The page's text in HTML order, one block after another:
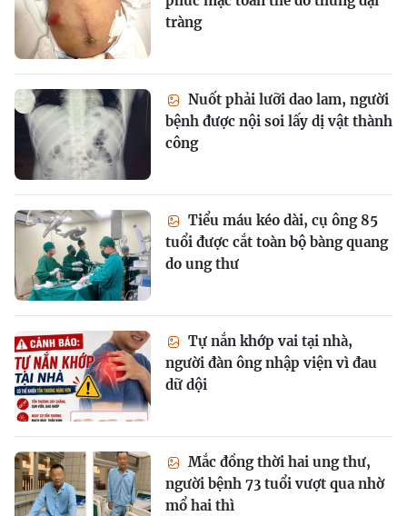
tràng
Nuốt phải lưỡi dao lam, người
bệnh được nội soi lấy dị vật thành
công
Tiểu máu kéo dài, cụ ông 85
tuổi được cắt toàn bộ bàng quang
do ung thư
Tự nắn khớp vai tại nhà,
người đàn ông nhập viện vì đau
dữ dội
Mắc đồng thời hai ung thư,
người bệnh 73 tuổi vượt qua nhờ
mổ hai thì